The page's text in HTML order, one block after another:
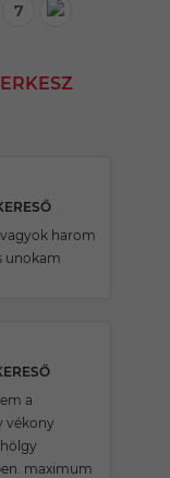
7
harom
unokam
a
vékony
maximum